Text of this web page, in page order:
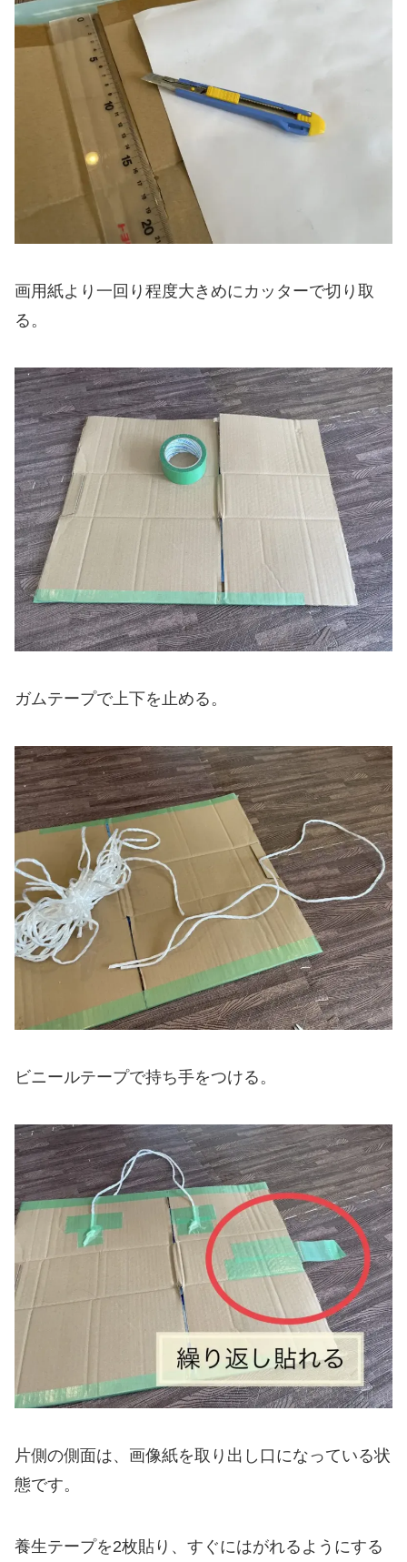
画用紙より一回り程度大きめにカッターで切り取
る。
ガムテープで上下を止める。
ビニールテープで持ち手をつける。
片側の側面は、画像紙を取り出し口になっている状
態です。
養生テープを2枚貼り、すぐにはがれるようにする